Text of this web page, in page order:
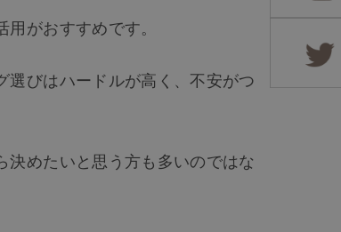
がおすすめです。
選びはハードルが高く、不安がつ
決めたいと思う方も多いのではな